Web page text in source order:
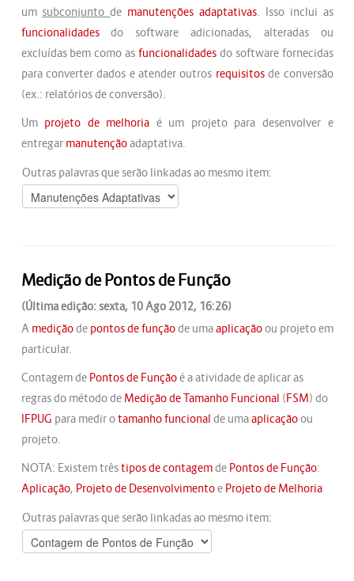
um subconjuntode manutenções adaptativas. Isso inclui as
funcionalidadesdo software adicionadas, alteradas ou
excluídas bem como as funcionalidadesdo software fornecidas
para converter dados e atender outros requisitosde conversão
(ex.: relatórios de conversão).
Um projeto de melhoria é um projeto para desenvolver e
entregar manutençãoadaptativa.
Outras palavras que serão linkadas ao mesmo item:
Medição de Pontos de Função
(Última edição: sexta, 10 Ago 2012, 16:26)
A mediçãode pontos de funçãode umaaplicaçãoou projeto em
particular.
Contagem de Pontos de Funçãoé a atividade de aplicar as
regras do método de Medição de Tamanho Funcional (FSM) do
IFPUG para medir otamanho funcional de umaaplicaçãoou
projeto.
NOTA: Existem trêstipos de contagemde Pontos de Função:
Aplicação, Projeto de Desenvolvimentoe Projeto de Melhoria
Outras palavras que serão linkadas ao mesmo item: